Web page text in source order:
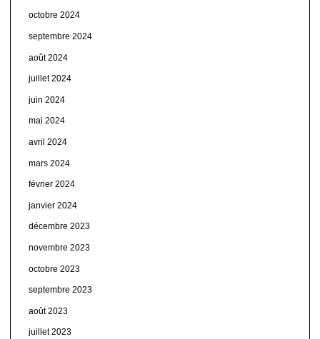
octobre 2024
septembre 2024
août 2024
juillet 2024
juin 2024
mai 2024
avril 2024
mars 2024
février 2024
janvier 2024
décembre 2023
novembre 2023
octobre 2023
septembre 2023
août 2023
juillet 2023